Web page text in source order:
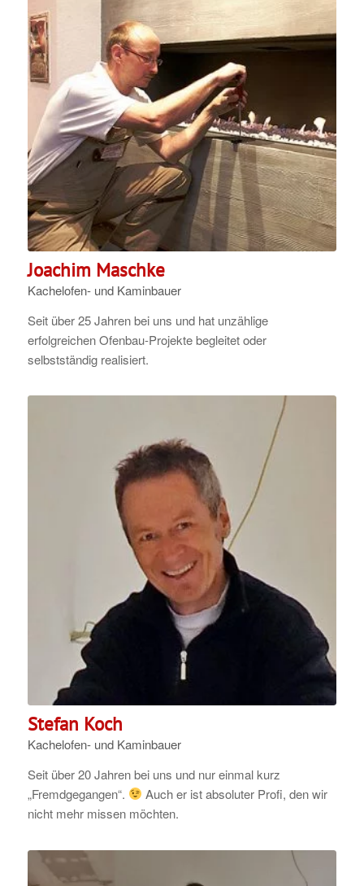
Joachim Maschke
Kachelofen- und Kaminbauer
Seit über 25 Jahren bei uns und hat unzählige
erfolgreichen Ofenbau-Projekte begleitet oder
selbstständig realisiert.
Stefan Koch
Kachelofen- und Kaminbauer
Seit über 20 Jahren bei uns und nur einmal kurz
„Fremdgegangen“.
Auch er ist absoluter Profi, den wir
nicht mehr missen möchten.